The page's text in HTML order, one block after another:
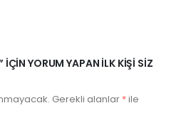
IÇIN YORUM YAPAN ILK KIŞI SIZ
Gerekli alanlar *ile